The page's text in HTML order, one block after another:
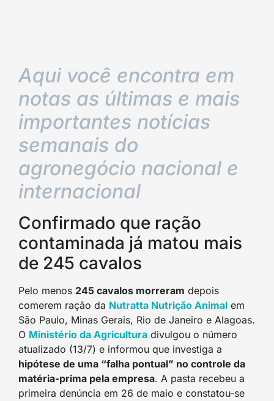
Aqui você encontra em
notas as últimas e mais
importantes notícias
semanais do
agronegócio nacional e
internacional
Confirmado que ração
contaminada já matou mais
de 245 cavalos
Pelo menos 245 cavalos morreram depois
comerem ração da Nutratta Nutrição Animal em
São Paulo, Minas Gerais, Rio de Janeiro e Alagoas.
O Ministério da Agricultura divulgou o número
atualizado (13/7) e informou que investiga a
hipótese de uma “falha pontual” no controle da
matéria-prima pela empresa. A pasta recebeu a
primeira denúncia em 26 de maio e constatou-se